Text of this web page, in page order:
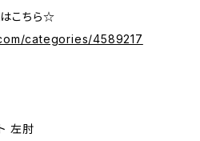
こちら☆
categories/4589217
左肘